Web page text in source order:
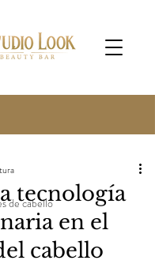
de cabello
tecnología
en el
cabello